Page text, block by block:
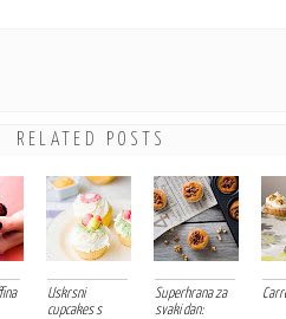
RELATED POSTS
Uskrsni
cupcakes s
Superhrana za
svaki dan: